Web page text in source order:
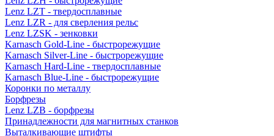
Lenz LZT - твердосплавные
Lenz LZR - для сверления рельс
Lenz LZSK - зенковки
Karnasch Gold-Line - быстрорежущие
Karnasch Silver-Line - быстрорежущие
Karnasch Hard-Line - твердосплавные
Karnasch Blue-Line - быстрорежущие
Коронки по металлу
Борфрезы
Lenz LZB - борфрезы
Принадлежности для магнитных станков
Выталкивающие штифты